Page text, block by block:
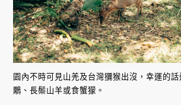
園內不時可見山羌及台灣獼猴出沒，幸運的
鷴、長鬃山羊或食蟹獴。